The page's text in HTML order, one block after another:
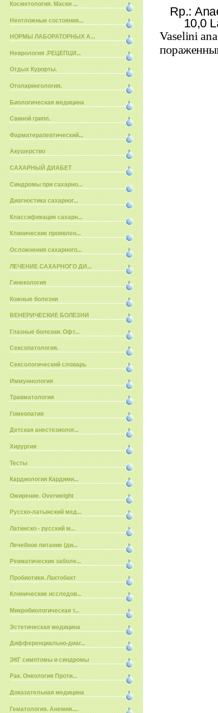
Косметология. Маски ...
Неотложные состояния...
НОРМЫ ЛАБОРАТОРНЫХ А...
Неврология .РЕЦЕПЦИ...
Отдых Курорты.
Отоларингология.
Биологическая медицина
Свиной грипп.
Фарматерапевтический...
Акушерство
САХАРНЫЙ ДИАБЕТ
Синдромы при сахарно...
Диагностика сахарног...
Классификация сахарн...
Клинические проявлен...
Осложнения сахарного...
ЛЕЧЕНИЕ САХАРНОГО ДИ...
Гинекология
Кожные болезни
ВЕНЕРИЧЕСКИЕ БОЛЕЗНИ
Глазные болезни. Офт...
Сексопатология.
Сексологический словарь
Иммуннология
Травматология
Гомеопатия
Детская анестезиолог...
Хирургия
Тесты
Кардиология Кардими...
Ожирение. Overweight
Русско-латынский мед...
Латинско - русский м...
Лечебное питание (ди...
Ревматические заболе...
Пробиотики. Лактобакт
Клинические исследов...
Микробиологическая т...
Эстетическая медицина
Дифференциально-диаг...
ЭКГ симптомы и синдромы
Рак. Онкология Проти...
Доказательная медицина
Гематология. Анемия....
Rp.:
10,0
Vaselini ana